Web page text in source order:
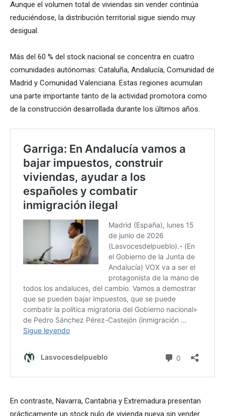
Aunque el volumen total de viviendas sin vender continúa
reduciéndose, la distribución territorial sigue siendo muy
desigual.
Más del 60 % del stock nacional se concentra en cuatro
comunidades autónomas: Cataluña, Andalucía, Comunidad de
Madrid y Comunidad Valenciana. Estas regiones acumulan
una parte importante tanto de la actividad promotora como
de la construcción desarrollada durante los últimos años.
En contraste, Navarra, Cantabria y Extremadura presentan
prácticamente un stock nulo de vivienda nueva sin vender.